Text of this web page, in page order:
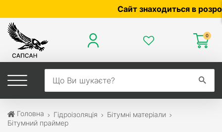
Сайт знаходиться в розробці
0
Головна Гідроізоляція
Бітумні матеріали
Бітумний праймер